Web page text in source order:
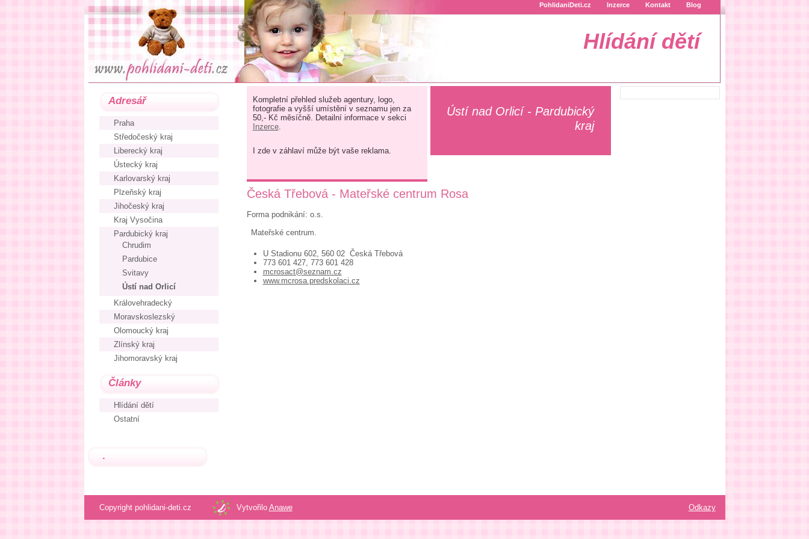
PohlidaniDeti.cz Inzerce Kontakt Blog
Hlídání dětí
Adresář
Praha
Středočeský kraj
Liberecký kraj
Ústecký kraj
Karlovarský kraj
Plzeňský kraj
Jihočeský kraj
Kraj Vysočina
Pardubický kraj
Chrudim
Pardubice
Svitavy
Ústí nad Orlicí
Královehradecký
Moravskoslezský
Olomoucký kraj
Zlínský kraj
Jihomoravský kraj
Články
Hlídání dětí
Ostatní
.
Ústí nad Orlicí - Pardubický
kraj
Kompletní přehled služeb agentury, logo,
fotografie a vyšší umístění v seznamu jen za
50,- Kč měsíčně. Detailní informace v sekci
Inzerce.
I zde v záhlaví může být vaše reklama.
Česká Třebová - Mateřské centrum Rosa
Forma podnikání: o.s.
Mateřské centrum.
U Stadionu 602, 560 02 Česká Třebová
773 601 427, 773 601 428
mcrosact@seznam.cz
www.mcrosa.predskolaci.cz
Copyright pohlidani-deti.cz Vytvořilo Anawe Odkazy